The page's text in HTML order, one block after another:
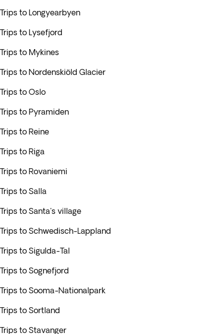
Trips to Longyearbyen
Trips to Lysefjord
Trips to Mykines
Trips to Nordenskiöld Glacier
Trips to Oslo
Trips to Pyramiden
Trips to Reine
Trips to Riga
Trips to Rovaniemi
Trips to Salla
Trips to Santa's village
Trips to Schwedisch-Lappland
Trips to Sigulda-Tal
Trips to Sognefjord
Trips to Sooma-Nationalpark
Trips to Sortland
Trips to Stavanger